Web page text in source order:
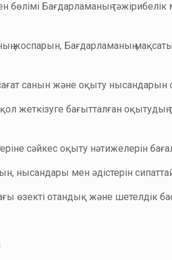
Бағдарламаның тәжірибелік
Бағдарламаның мақсаты
санын және оқыту нысандарын
жеткізуге бағытталған
сәйкес оқыту нәтижелерін
нысандары мен әдістерін
өзекті отандық және